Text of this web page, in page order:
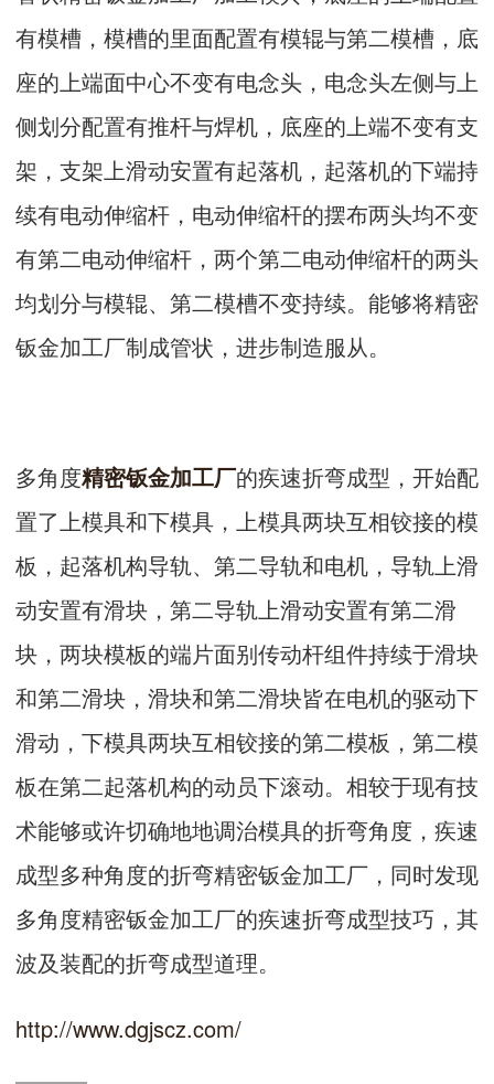
有模槽，模槽的里面配置有模辊与第二模槽，底
座的上端面中心不变有电念头，电念头左侧与上
侧划分配置有推杆与焊机，底座的上端不变有支
架，支架上滑动安置有起落机，起落机的下端持
续有电动伸缩杆，电动伸缩杆的摆布两头均不变
有第二电动伸缩杆，两个第二电动伸缩杆的两头
均划分与模辊、第二模槽不变持续。能够将精密
钣金加工厂制成管状，进步制造服从。
多角度精密钣金加工厂的疾速折弯成型，开始配
置了上模具和下模具，上模具两块互相铰接的模
板，起落机构导轨、第二导轨和电机，导轨上滑
动安置有滑块，第二导轨上滑动安置有第二滑
块，两块模板的端片面别传动杆组件持续于滑块
和第二滑块，滑块和第二滑块皆在电机的驱动下
滑动，下模具两块互相铰接的第二模板，第二模
板在第二起落机构的动员下滚动。相较于现有技
术能够或许切确地地调治模具的折弯角度，疾速
成型多种角度的折弯精密钣金加工厂，同时发现
多角度精密钣金加工厂的疾速折弯成型技巧，其
波及装配的折弯成型道理。
http://www.dgjscz.com/